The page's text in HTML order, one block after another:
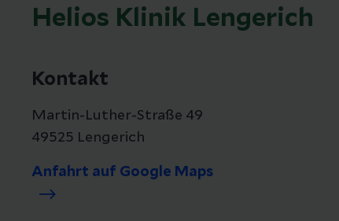
Helios Klinik Lengerich
Kontakt
Martin-Luther-Straße 49
49525 Lengerich
Anfahrt auf Google Maps